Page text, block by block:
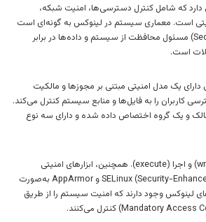
دارد که شامل کنترل دسترسی‌ها، امنیت شبکه،
است. معماری سیستم در لینوکس به گونه‌ای است
که لایه امنیتی (Security Layer) مسئول محافظت از سیستم و داده‌ها در برابر
است.
یک مدل امنیتی مبتنی بر مجوزها و مالکیت
کاربران را به فایل‌ها و منابع سیستم کنترل می‌کند.
و یک گروه اختصاص داده شده و دارای سه نوع
خواندن (read)، نوشتن (write) و اجرا (execute). همچنین، ابزارهای امنیتی
پیشرفته‌تری مانند SELinux (Security-Enhanced Linux) و AppArmor به‌صورت
لینوکس وجود دارند که امنیت سیستم را از طریق